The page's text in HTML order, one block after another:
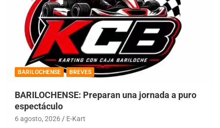
BARILOCHENSE BREVES
BARILOCHENSE: Preparan una jornada a puro
espectáculo
6 agosto, 2026 E-Kart